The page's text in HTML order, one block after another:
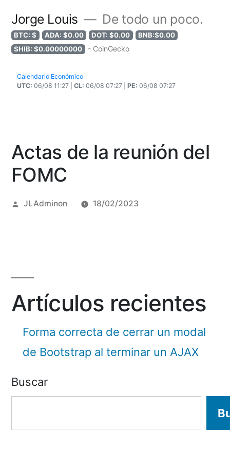
Jorge Louis De todo un poco.
BTC: $ ADA: $0.00 DOT: $0.00
BNB:$0.00
SHIB: $0.00000000
- CoinGecko
Calendario Económico
UTC: 06/08 11:27 | CL: 06/08 07:27 | PE: 06/08 07:27
Actas de la reunión del
FOMC
Posted
JLAdminon 18/02/2023
Artículos recientes
Forma correcta de cerrar un modal
de Bootstrap al terminar un AJAX
Buscar